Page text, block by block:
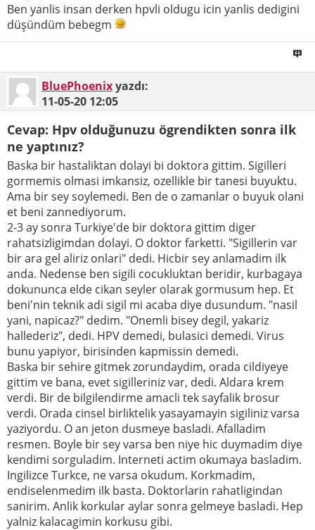
Ben yanlis insan derken hpvli oldugu icin yanlis dedigini
düşündüm bebegm
BluePhoenixyazdı:
11-05-20 12:05
Cevap: Hpv olduğunuzu ögrendikten sonra ilk
ne yaptınız?
Baska bir hastaliktan dolayi bi doktora gittim. Sigilleri
gormemis olmasi imkansiz, ozellikle bir tanesi buyuktu.
Ama bir sey soylemedi. Ben de o zamanlar o buyuk olani
et beni zannediyorum.
2-3 ay sonra Turkiye'de bir doktora gittim diger
rahatsizligimdan dolayi. O doktor farketti. "Sigillerin var
bir ara gel aliriz onlari" dedi. Hicbir sey anlamadim ilk
anda. Nedense ben sigili cocukluktan beridir, kurbagaya
dokununca elde cikan seyler olarak gormusum hep. Et
beni'nin teknik adi sigil mi acaba diye dusundum. "nasil
yani, napicaz?" dedim. "Onemli bisey degil, yakariz
hallederiz", dedi. HPV demedi, bulasici demedi. Virus
bunu yapiyor, birisinden kapmissin demedi.
Baska bir sehire gitmek zorundaydim, orada cildiyeye
gittim ve bana, evet sigilleriniz var, dedi. Aldara krem
verdi. Bir de bilgilendirme amacli tek sayfalik brosur
verdi. Orada cinsel birliktelik yasayamayin sigiliniz varsa
yaziyordu. O an jeton dusmeye basladi. Afalladim
resmen. Boyle bir sey varsa ben niye hic duymadim diye
kendimi sorguladim. Interneti actim okumaya basladim.
Ingilizce Turkce, ne varsa okudum. Korkmadim,
endiselenmedim ilk basta. Doktorlarin rahatligindan
sanirim. Anlik korkular aylar sonra gelmeye basladi. Hep
yalniz kalacagimin korkusu gibi.